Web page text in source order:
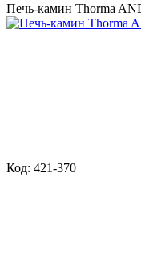
Печь-камин Thorma
Код: 421-370